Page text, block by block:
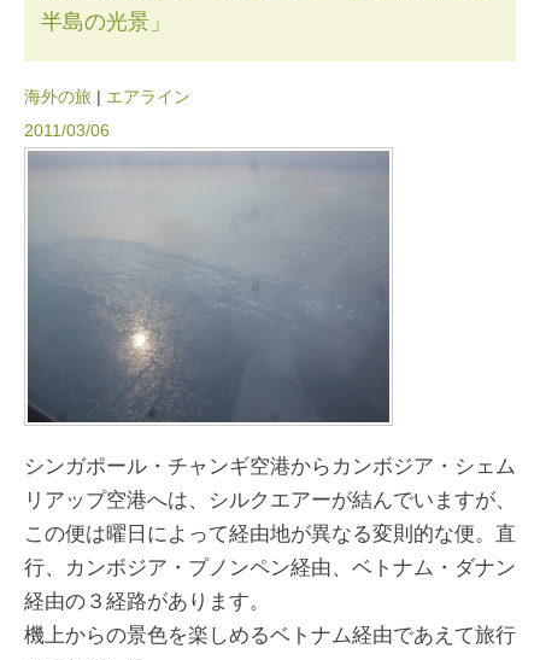
半島の光景」
海外の旅 | エアライン
2011/03/06
シンガポール・チャンギ空港からカンボジア・シェム
リアップ空港へは、シルクエアーが結んでいますが、
この便は曜日によって経由地が異なる変則的な便。直
行、カンボジア・プノンペン経由、ベトナム・ダナン
経由の３経路があります。
機上からの景色を楽しめるベトナム経由であえて旅行